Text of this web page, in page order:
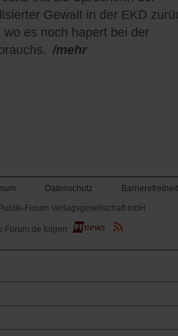
Gewalt in der EKD
es noch hapert bei der
/mehr
Datenschutz
Barrierefreiheit
Forum Verlagsgesellschaft mbH
(Öffnet
in
neuen
Forum.de folgen: